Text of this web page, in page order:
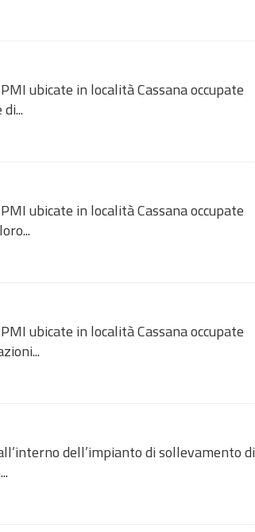
ubicate in località Cassana occupate
ubicate in località Cassana occupate
ubicate in località Cassana occupate
dell’impianto di sollevamento di